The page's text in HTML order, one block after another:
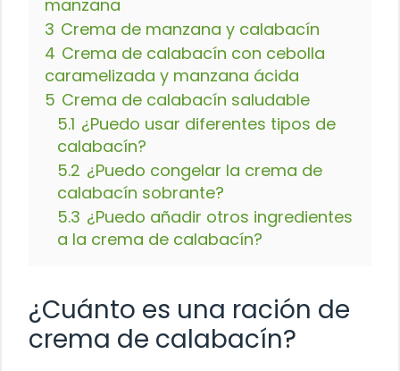
manzana
3 Crema de manzana y calabacín
4 Crema de calabacín con cebolla
caramelizada y manzana ácida
5 Crema de calabacín saludable
5.1 ¿Puedo usar diferentes tipos de
calabacín?
5.2 ¿Puedo congelar la crema de
calabacín sobrante?
5.3 ¿Puedo añadir otros ingredientes
a la crema de calabacín?
¿Cuánto es una ración de
crema de calabacín?